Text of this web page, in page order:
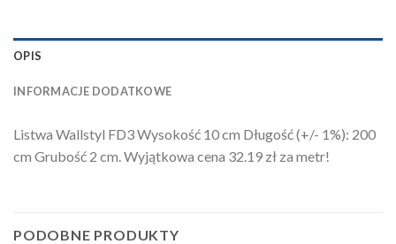
OPIS
INFORMACJE DODATKOWE
Listwa Wallstyl FD3 Wysokość 10 cm Długość (+/- 1%): 200
cm Grubość 2 cm. Wyjątkowa cena 32.19 zł za metr!
PODOBNE PRODUKTY